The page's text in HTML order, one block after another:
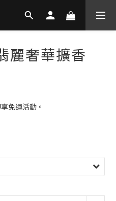
麗奢華擴香
免運活動。